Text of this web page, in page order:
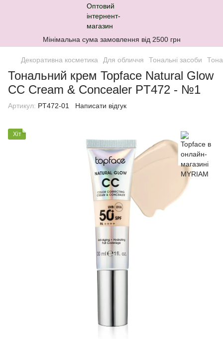
Мінімальна сума замовлення від 2500 грн
Декоративна косметика Для обличчя Тональні засоби
Тональний крем Topface Natural Glow
CC Cream & Concealer PT472 - №1
Артикул: PT472-01 Написати відгук
Хіт